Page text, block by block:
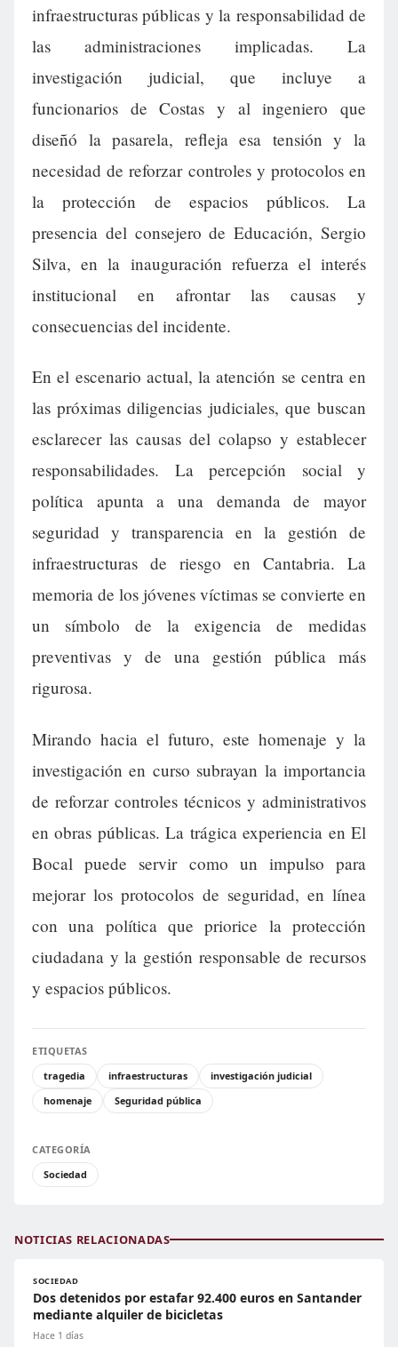
infraestructuras públicas y la responsabilidad de
las administraciones implicadas. La
investigación judicial, que incluye a
funcionarios de Costas y al ingeniero que
diseñó la pasarela, refleja esa tensión y la
necesidad de reforzar controles y protocolos en
la protección de espacios públicos. La
presencia del consejero de Educación, Sergio
Silva, en la inauguración refuerza el interés
institucional en afrontar las causas y
consecuencias del incidente.
En el escenario actual, la atención se centra en
las próximas diligencias judiciales, que buscan
esclarecer las causas del colapso y establecer
responsabilidades. La percepción social y
política apunta a una demanda de mayor
seguridad y transparencia en la gestión de
infraestructuras de riesgo en Cantabria. La
memoria de los jóvenes víctimas se convierte en
un símbolo de la exigencia de medidas
preventivas y de una gestión pública más
rigurosa.
Mirando hacia el futuro, este homenaje y la
investigación en curso subrayan la importancia
de reforzar controles técnicos y administrativos
en obras públicas. La trágica experiencia en El
Bocal puede servir como un impulso para
mejorar los protocolos de seguridad, en línea
con una política que priorice la protección
ciudadana y la gestión responsable de recursos
y espacios públicos.
ETIQUETAS
tragedia
infraestructuras
investigación judicial
homenaje
Seguridad pública
CATEGORÍA
Sociedad
NOTICIAS RELACIONADAS
SOCIEDAD
Dos detenidos por estafar 92.400 euros en Santander
mediante alquiler de bicicletas
Hace 1 días